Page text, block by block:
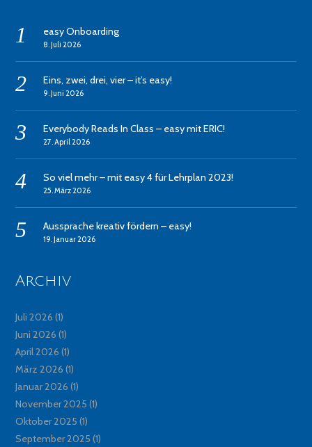
easy Onboarding
8. Juli 2026
Eins, zwei, drei, vier – it’s easy!
9. Juni 2026
Everybody Reads In Class – easy mit ERIC!
27. April 2026
So viel mehr – mit easy 4 für Lehrplan 2023!
25. März 2026
Aussprache kreativ fördern – easy!
19. Januar 2026
Archiv
Juli 2026 (1)
Juni 2026 (1)
April 2026 (1)
März 2026 (1)
Januar 2026 (1)
November 2025 (1)
Oktober 2025 (1)
September 2025 (1)